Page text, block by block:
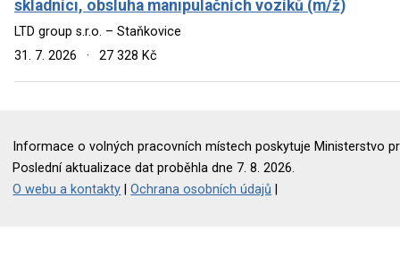
skladníci, obsluha manipulačních vozíků (m/ž)
LTD group s.r.o. – Staňkovice
31. 7. 2026
· 27 328 Kč
Informace o volných pracovních místech poskytuje Ministerstvo
Poslední aktualizace dat proběhla dne 7. 8. 2026.
O webu a kontakty |Ochrana osobních údajů